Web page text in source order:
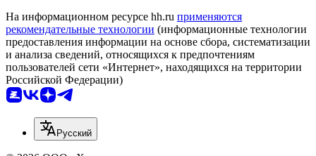
На информационном ресурсе hh.ru применяются
рекомендательные технологии (информационные технологии
предоставления информации на основе сбора, систематизации
и анализа сведений, относящихся к предпочтениям
пользователей сети «Интернет», находящихся на территории
Российской Федерации)
Русский